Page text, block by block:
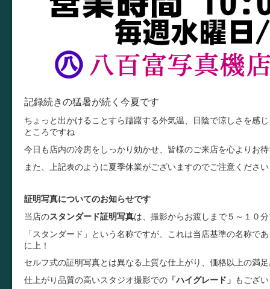
記録続きの猛暑が続く今夏です
ちょっと出かけることすら躊躇する外気温、日陰で涼しさを感
ところですね
今日も店内の冷房をしっかり効かせ、皆様のご来店を心よりお
また、上記表のように夏季休業がございますのでご注意ください
証明写真についてのお知らせです
当店のスタンダード証明写真は、撮影からお渡しまで５～１０分
「スタンダード」という名称ですが、これは当店基準の名称で
に上！
セルフ式の証明写真とは異なる上質な仕上がり、価格以上の満
仕上がり品質の高いスタジオ撮影での 「ハイグレード」 もござ